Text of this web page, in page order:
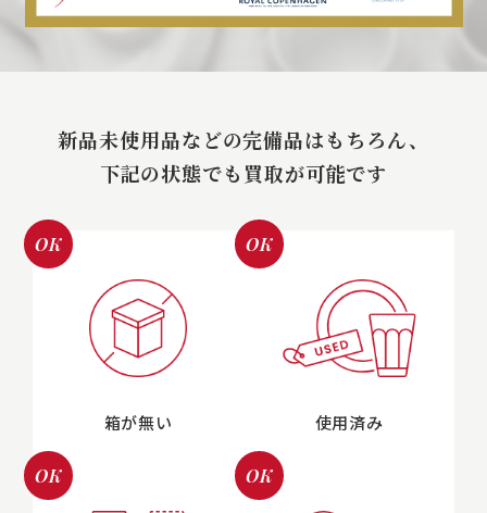
新品未使用品などの完備品はもちろん、
下記の状態でも買取が可能です
OK
箱が無い
OK
使用済み
OK OK